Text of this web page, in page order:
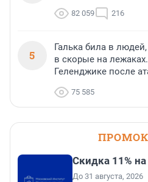
82 059 216
5
Галька била в
в скорые на
Геленджике после
75 585
Скидка 11%
До 31 августа, 2026